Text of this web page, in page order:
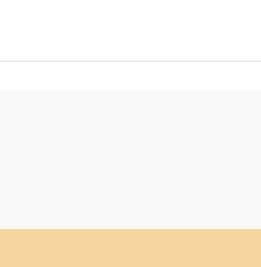
de nuevo.